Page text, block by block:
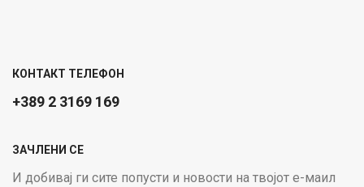
КОНТАКТ ТЕЛЕФОН
+389 2 3169 169
ЗАЧЛЕНИ СЕ
И добивај ги сите попусти и новости на твојот е-маил